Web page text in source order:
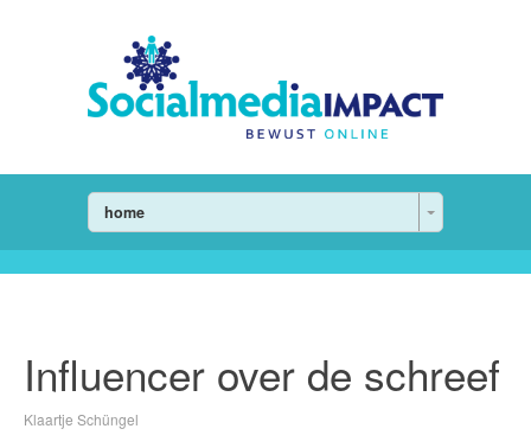
home
Influencer over de schreef
Klaartje Schüngel